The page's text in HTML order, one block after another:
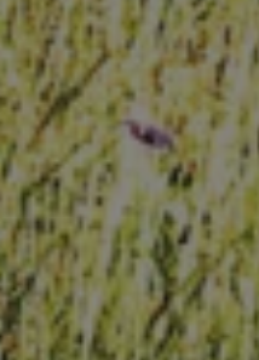
WINKLER 5-Star
Breathtaking views and